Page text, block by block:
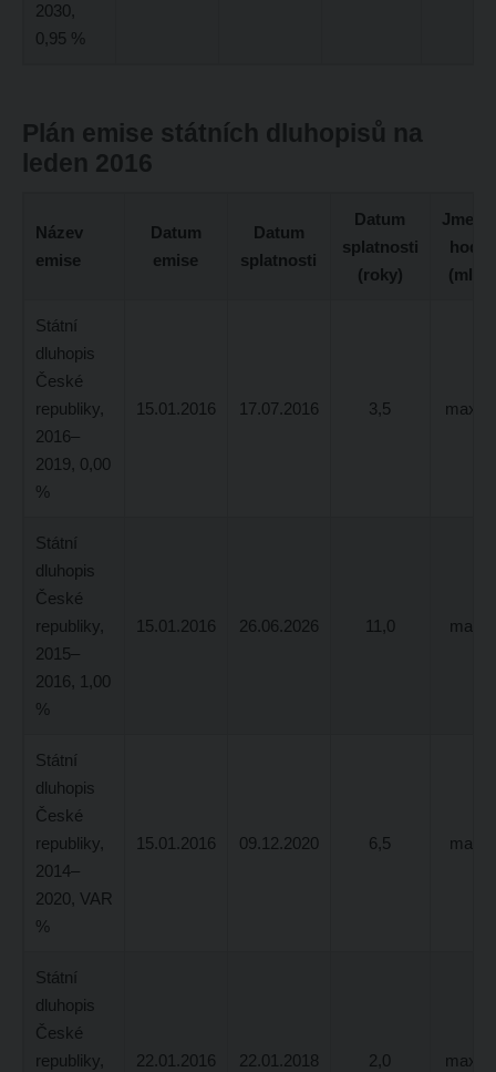
2030,
0,95 %
Plán emise státních dluhopisů na
leden 2016
Název
emise
Datum
emise
Datum
splatnosti
Datum
splatnosti
(roky)
(mld
Státní
dluhopis
České
republiky,
2016–
2019, 0,00
%
15.01.2016 17.07.2016 3,5 max.
Státní
dluhopis
České
republiky,
2015–
2016, 1,00
%
15.01.2016 26.06.2026 11,0 max.
Státní
dluhopis
České
republiky,
2014–
2020, VAR
%
15.01.2016 09.12.2020 6,5 max.
Státní
dluhopis
České
republiky,
22.01.2016 22.01.2018 2,0 max.